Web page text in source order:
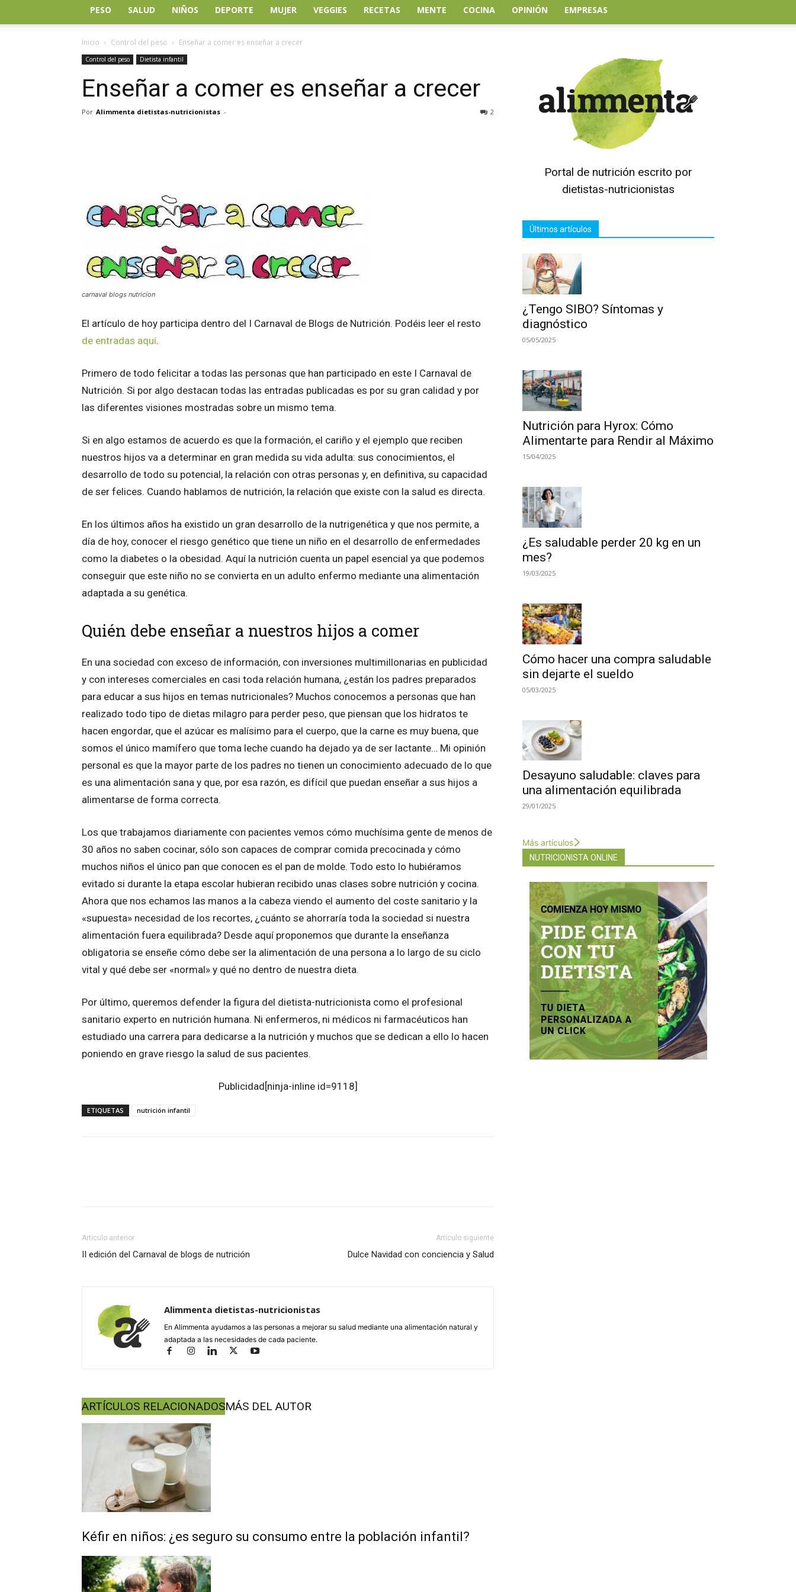
PESO SALUD NIÑOS DEPORTE MUJER VEGGIES RECETAS MENTE COCINA OPINIÓN EMPRESAS
Inicio Control del peso Enseñar a comer es enseñar a crecer
Control del peso Dietista infantil
Enseñar a comer es enseñar a crecer
Por Alimmenta dietistas-nutricionistas - 2
carnaval blogs nutricion
El artículo de hoy participa dentro del I Carnaval de Blogs de Nutrición. Podéis leer el resto
de entradas aquí.
Primero de todo felicitar a todas las personas que han participado en este I Carnaval de
Nutrición. Si por algo destacan todas las entradas publicadas es por su gran calidad y por
las diferentes visiones mostradas sobre un mismo tema.
Si en algo estamos de acuerdo es que la formación, el cariño y el ejemplo que reciben
nuestros hijos va a determinar en gran medida su vida adulta: sus conocimientos, el
desarrollo de todo su potencial, la relación con otras personas y, en definitiva, su capacidad
de ser felices. Cuando hablamos de nutrición, la relación que existe con la salud es directa.
En los últimos años ha existido un gran desarrollo de la nutrigenética y que nos permite, a
día de hoy, conocer el riesgo genético que tiene un niño en el desarrollo de enfermedades
como la diabetes o la obesidad. Aquí la nutrición cuenta un papel esencial ya que podemos
conseguir que este niño no se convierta en un adulto enfermo mediante una alimentación
adaptada a su genética.
Quién debe enseñar a nuestros hijos a comer
En una sociedad con exceso de información, con inversiones multimillonarias en publicidad
y con intereses comerciales en casi toda relación humana, ¿están los padres preparados
para educar a sus hijos en temas nutricionales? Muchos conocemos a personas que han
realizado todo tipo de dietas milagro para perder peso, que piensan que los hidratos te
hacen engordar, que el azúcar es malísimo para el cuerpo, que la carne es muy buena, que
somos el único mamífero que toma leche cuando ha dejado ya de ser lactante… Mi opinión
personal es que la mayor parte de los padres no tienen un conocimiento adecuado de lo que
es una alimentación sana y que, por esa razón, es difícil que puedan enseñar a sus hijos a
alimentarse de forma correcta.
Los que trabajamos diariamente con pacientes vemos cómo muchísima gente de menos de
30 años no saben cocinar, sólo son capaces de comprar comida precocinada y cómo
muchos niños el único pan que conocen es el pan de molde. Todo esto lo hubiéramos
evitado si durante la etapa escolar hubieran recibido unas clases sobre nutrición y cocina.
Ahora que nos echamos las manos a la cabeza viendo el aumento del coste sanitario y la
«supuesta» necesidad de los recortes, ¿cuánto se ahorraría toda la sociedad si nuestra
alimentación fuera equilibrada? Desde aquí proponemos que durante la enseñanza
obligatoria se enseñe cómo debe ser la alimentación de una persona a lo largo de su ciclo
vital y qué debe ser «normal» y qué no dentro de nuestra dieta.
Por último, queremos defender la figura del dietista-nutricionista como el profesional
sanitario experto en nutrición humana. Ni enfermeros, ni médicos ni farmacéuticos han
estudiado una carrera para dedicarse a la nutrición y muchos que se dedican a ello lo hacen
poniendo en grave riesgo la salud de sus pacientes.
Publicidad [ninja-inline id=9118]
ETIQUETAS nutrición infantil
Artículo anterior
II edición del Carnaval de blogs de nutrición
Artículo siguiente
Dulce Navidad con conciencia y Salud
Alimmenta dietistas-nutricionistas
En Alimmenta ayudamos a las personas a mejorar su salud mediante una alimentación natural y
adaptada a las necesidades de cada paciente.
ARTÍCULOS RELACIONADOSMÁS DEL AUTOR
Kéfir en niños: ¿es seguro su consumo entre la población infantil?
Portal de nutrición escrito por
dietistas-nutricionistas
Últimos artículos
¿Tengo SIBO? Síntomas y
diagnóstico
05/05/2025
Nutrición para Hyrox: Cómo
Alimentarte para Rendir al Máximo
15/04/2025
¿Es saludable perder 20 kg en un
mes?
19/03/2025
Cómo hacer una compra saludable
sin dejarte el sueldo
05/03/2025
Desayuno saludable: claves para
una alimentación equilibrada
29/01/2025
Más artículos
NUTRICIONISTA ONLINE